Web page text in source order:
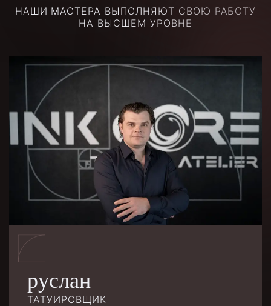
НАШИ МАСТЕРА ВЫПОЛНЯЮТ СВОЮ РАБОТУ
НА ВЫСШЕМ УРОВНЕ
руслан
ТАТУИРОВЩИК